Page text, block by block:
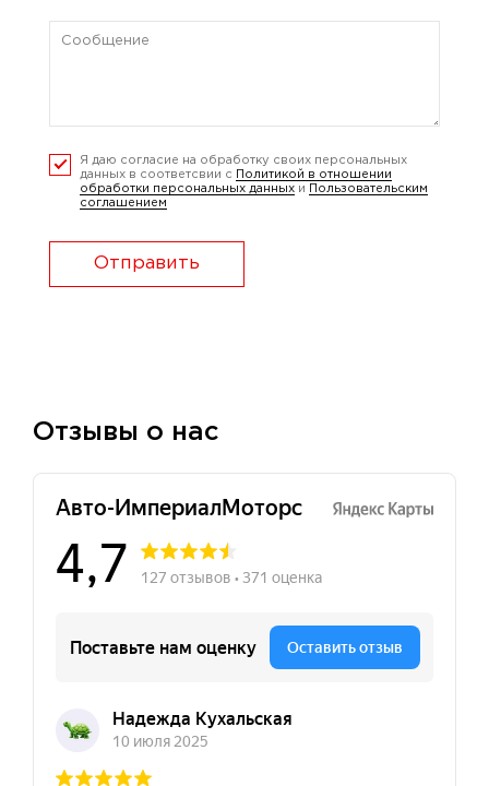
Я даю согласие на обработку своих персональных
данных в соответсвии с
Политикой в отношении
обработки персональных данных и
Пользовательским
соглашением
Отправить
Отзывы о нас